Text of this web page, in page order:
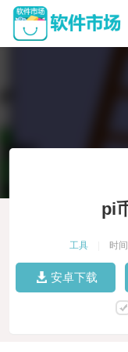
pi
工具 时
安卓下载